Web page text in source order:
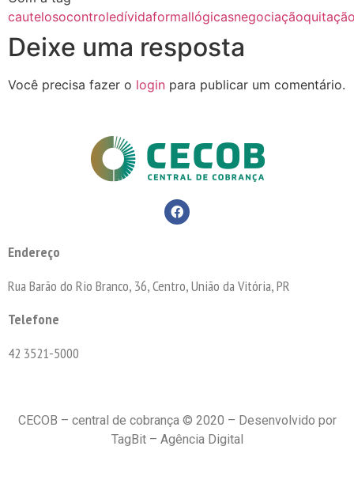
cautelosocontroledívidaformallógicasnegociação
Deixe uma resposta
Você precisa fazer o login para publicar um comentário.
Endereço
Rua Barão do Rio Branco, 36, Centro, União da Vitória, PR
Telefone
42 3521-5000
CECOB – central de cobrança © 2020 – Desenvolvido por
TagBit – Agência Digital